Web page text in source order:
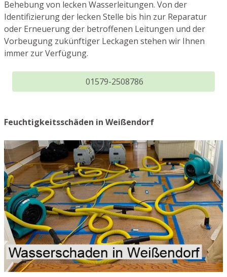
Behebung von lecken Wasserleitungen. Von der
Identifizierung der lecken Stelle bis hin zur Reparatur
oder Erneuerung der betroffenen Leitungen und der
Vorbeugung zukünftiger Leckagen stehen wir Ihnen
immer zur Verfügung.
01579-2508786
Feuchtigkeitsschäden in Weißendorf